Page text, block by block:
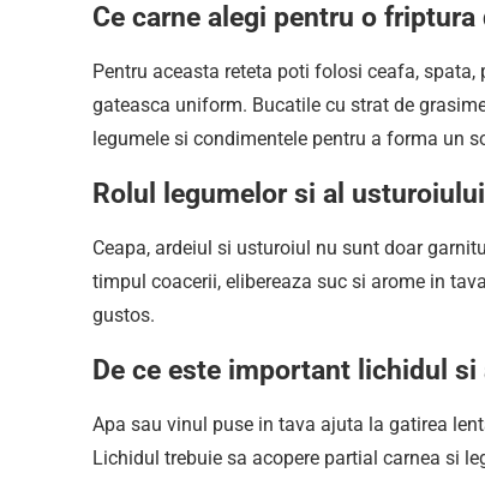
Ce carne alegi pentru o
Pentru aceasta reteta poti folosi ceafa,
gateasca uniform. Bucatile cu strat de
legumele si condimentele pentru a forma un
Rolul legumelor si al
Ceapa, ardeiul si usturoiul nu sunt doar
timpul coacerii, elibereaza suc si arome in
gustos.
De ce este important lichidul
Apa sau vinul puse in tava ajuta la gatirea
Lichidul trebuie sa acopere partial carnea si